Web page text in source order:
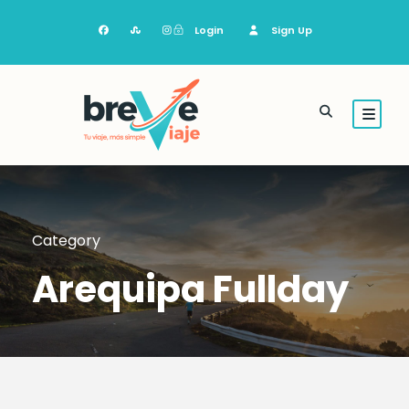
Login Sign Up
Category
Arequipa Fullday